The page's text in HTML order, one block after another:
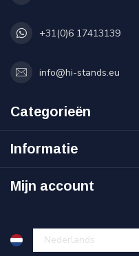
+31(0)6 17413139
info@hi-stands.eu
Categorieën
Informatie
Mijn account